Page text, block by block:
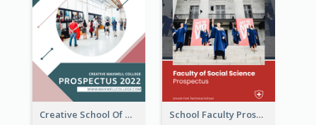
Creative School Of Media Prospectus School Faculty Prospectus